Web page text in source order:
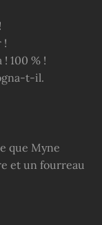
!
100 % !
t-il.
que Myne
et un fourreau